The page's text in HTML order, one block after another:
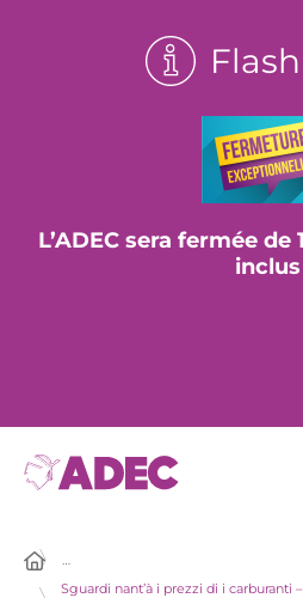
L’ADEC sera fermée de
inclus
…
Sguardi nant’à i prezzi di i carburanti